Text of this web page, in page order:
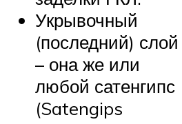
Укрывочный
(последний) слой
– она же или
любой сатенгипс
(Satengips